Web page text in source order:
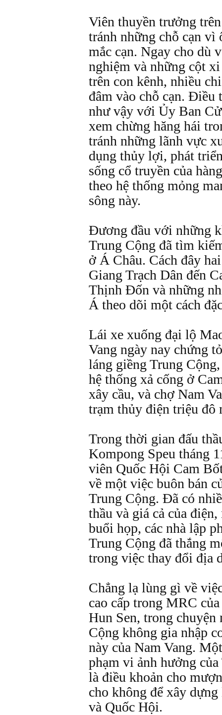
Viên thuyền trưởng
tránh những chỗ cạn vì
mắc cạn. Ngay cho dù
nghiệm và những cột
trên con kênh, nhiều
đâm vào chỗ cạn. Ðiều
như vậy với Ủy Ban
xem chừng hăng hái
tránh những lãnh vực
dụng thủy lợi, phát
sống cổ truyền của
theo hệ thống mỏng
sông này.
Ðương đầu với những
Trung Cộng đã tìm
ở Á Châu. Cách đây
Giang Trạch Dân đến
Thịnh Ðốn và những
Á theo dõi một cách
Lái xe xuống đại lộ
Vang ngày nay chứng
láng giềng Trung
hệ thống xả cống ở
xây cầu, và chợ Nam
trạm thủy điện triệu đô
Trong thời gian đấu
Kompong Speu tháng
viên Quốc Hội Cam
về một việc buôn bán
Trung Cộng. Ðã có
thầu và giá cả của
buổi họp, các nhà lập
Trung Cộng đã thắng
trong việc thay đổi địa
Chẳng lạ lùng gì về
cao cấp trong MRC
Hun Sen, trong
Cộng không gia nhập
này của Nam Vang.
phạm vi ảnh hưởng
là điều khoản cho
cho không để xây
và Quốc Hội.